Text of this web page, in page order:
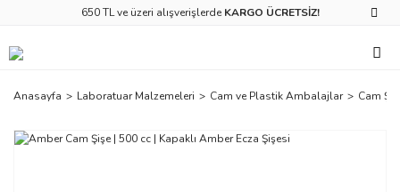
650 TL ve üzeri alışverişlerde KARGO ÜCRETSİZ!
Anasayfa Laboratuar Malzemeleri Cam ve Plastik Ambalajlar Cam